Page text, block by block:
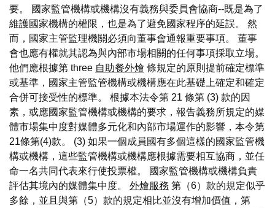
要。 國家監管機構或機構沒有義務與委員會協商--既是為了
維護國家機構的權限，也是為了避免國家程序的延誤。 然
而，國家主管監理機關必須向董事會通報重要事項。 董事
會也應有權就其認為與內部市場相關的任何事項採取立場。
他們應根據第 three 自助餐外燴 條規定的原則提前確定標準
或基準，國家主管監管機構或機構應在此基礎上確定和確定
合併可接受性的標準。 根據本法令第 21 條第 (3) 款的因
素，或應國家監管機構或機構的要求，報告義務所規定的媒
體市場集中度對媒體多元化和內部市場運作的影響，本令第
21條第(4)款。 (3) 如果一個成員國有多個這樣的國家監管機
構或機構，這些監管機構或機構應根據需要相互協商，並任
命一名共同代表來行使投票權。 國家監管機構或機構負責
評估其境內的媒體集中度。 外燴服務 第（6）款的規定似乎
多餘，並且與第（5）款的規定相比並沒有增加價值，第